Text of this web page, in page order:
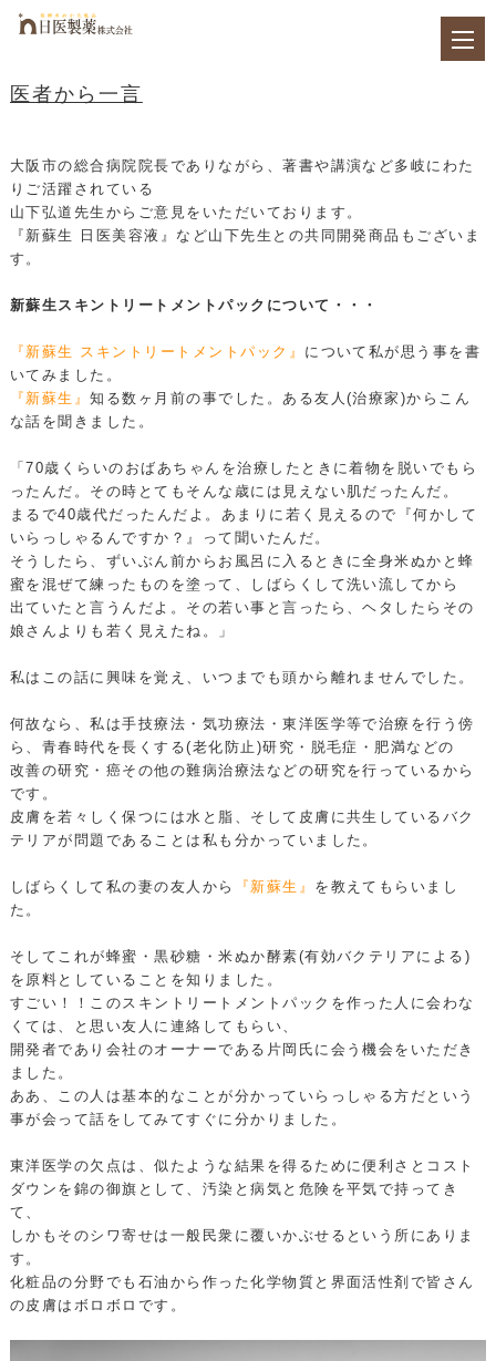
医者から一言
大阪市の総合病院院長でありながら、著書や講演など多岐にわた
りご活躍されている
山下弘道先生からご意見をいただいております。
『新蘇生 日医美容液』など山下先生との共同開発商品もございま
す。
新蘇生スキントリートメントパックについて・・・
『新蘇生 スキントリートメントパック』 について私が思う事を書
いてみました。
『新蘇生』知る数ヶ月前の事でした。ある友人(治療家)からこん
な話を聞きました。
「70歳くらいのおばあちゃんを治療したときに着物を脱いでもら
ったんだ。その時とてもそんな歳には見えない肌だったんだ。
まるで40歳代だったんだよ。あまりに若く見えるので『何かして
いらっしゃるんですか？』って聞いたんだ。
そうしたら、ずいぶん前からお風呂に入るときに全身米ぬかと蜂
蜜を混ぜて練ったものを塗って、しばらくして洗い流してから
出ていたと言うんだよ。その若い事と言ったら、ヘタしたらその
娘さんよりも若く見えたね。」
私はこの話に興味を覚え、いつまでも頭から離れませんでした。
何故なら、私は手技療法・気功療法・東洋医学等で治療を行う傍
ら、青春時代を長くする(老化防止)研究・脱毛症・肥満などの
改善の研究・癌その他の難病治療法などの研究を行っているから
です。
皮膚を若々しく保つには水と脂、そして皮膚に共生しているバク
テリアが問題であることは私も分かっていました。
しばらくして私の妻の友人から 『新蘇生』 を教えてもらいまし
た。
そしてこれが蜂蜜・黒砂糖・米ぬか酵素(有効バクテリアによる)
を原料としていることを知りました。
すごい！！このスキントリートメントパックを作った人に会わな
くては、と思い友人に連絡してもらい、
開発者であり会社のオーナーである片岡氏に会う機会をいただき
ました。
ああ、この人は基本的なことが分かっていらっしゃる方だという
事が会って話をしてみてすぐに分かりました。
東洋医学の欠点は、似たような結果を得るために便利さとコスト
ダウンを錦の御旗として、汚染と病気と危険を平気で持ってき
て、
しかもそのシワ寄せは一般民衆に覆いかぶせるという所にありま
す。
化粧品の分野でも石油から作った化学物質と界面活性剤で皆さん
の皮膚はボロボロです。